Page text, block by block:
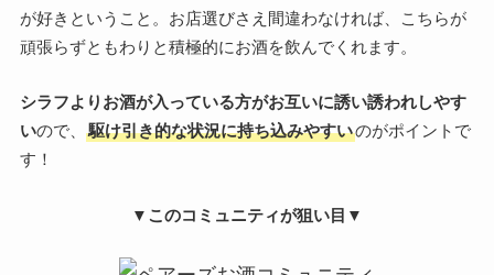
が好きということ。お店選びさえ間違わなければ、こちらが
頑張らずともわりと積極的にお酒を飲んでくれます。
シラフよりお酒が入っている方がお互いに誘い誘われしやす
いので、 駆け引き的な状況に持ち込みやすいのがポイントで
す！
▼このコミュニティが狙い目▼